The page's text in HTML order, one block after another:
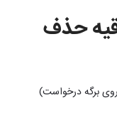
حذف
برگه درخواست)